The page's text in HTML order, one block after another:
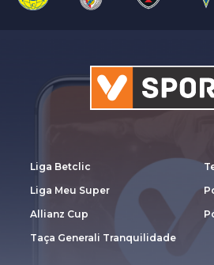
Liga Betclic
Liga Meu Super
Allianz Cup
Taça Generali Tranquilidade